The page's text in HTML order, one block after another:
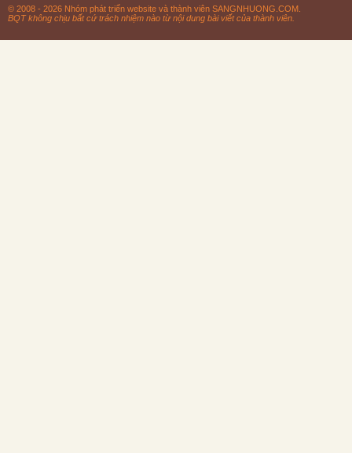
© 2008 - 2026 Nhóm phát triển website và thành viên SANGNHUONG.COM.
BQT không chịu bất cứ trách nhiệm nào từ nội dung bài viết của thành viên.